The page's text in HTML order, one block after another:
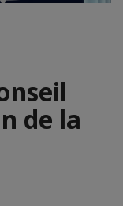
de la